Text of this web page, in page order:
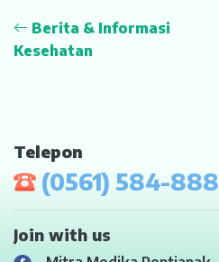
Berita & Informasi
Kesehatan
Telepon
(0561) 584-888
Join with us